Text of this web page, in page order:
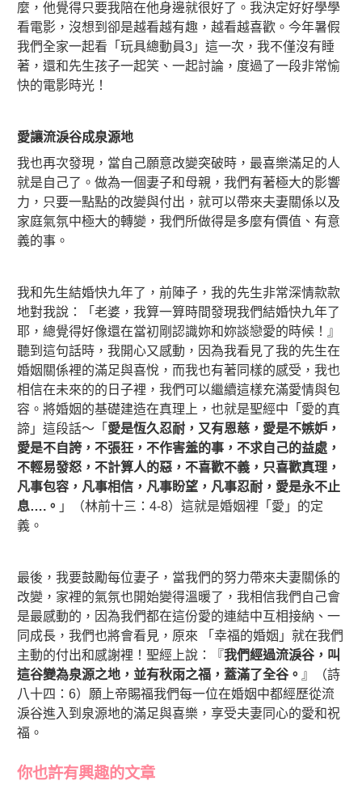
麼，他覺得只要我陪在他身邊就很好了。我決定好好學學
看電影，沒想到卻是越看越有趣，越看越喜歡。今年暑假
我們全家一起看「玩具總動員3」這一次，我不僅沒有睡
著，還和先生孩子一起笑、一起討論，度過了一段非常愉
快的電影時光！
愛讓流淚谷成泉源地
我也再次發現，當自己願意改變突破時，最喜樂滿足的人
就是自己了。做為一個妻子和母親，我們有著極大的影響
力，只要一點點的改變與付出，就可以帶來夫妻關係以及
家庭氣氛中極大的轉變，我們所做得是多麼有價值、有意
義的事。
我和先生結婚快九年了，前陣子，我的先生非常深情款款
地對我說：「老婆，我算一算時間發現我們結婚快九年了
耶，總覺得好像還在當初剛認識妳和妳談戀愛的時候！』
聽到這句話時，我開心又感動，因為我看見了我的先生在
婚姻關係裡的滿足與喜悅，而我也有著同樣的感受，我也
相信在未來的的日子裡，我們可以繼續這樣充滿愛情與包
容。將婚姻的基礎建造在真理上，也就是聖經中「愛的真
諦」這段話～「 愛是恆久忍耐，又有恩慈，愛是不嫉妒，
愛是不自誇，不張狂，不作害羞的事，不求自己的益處，
不輕易發怒，不計算人的惡，不喜歡不義，只喜歡真理，
凡事包容，凡事相信，凡事盼望，凡事忍耐，愛是永不止
息…. 。 」（林前十三：4-8）這就是婚姻裡「愛」的定
義。
最後，我要鼓勵每位妻子，當我們的努力帶來夫妻關係的
改變，家裡的氣氛也開始變得溫暖了，我相信我們自己會
是最感動的，因為我們都在這份愛的連結中互相接納、一
同成長，我們也將會看見，原來 「幸福的婚姻」就在我們
主動的付出和感謝裡！聖經上說：『我們經過流淚谷，叫
這谷變為泉源之地，並有秋雨之福，蓋滿了全谷。 』（詩
八十四：6）願上帝賜福我們每一位在婚姻中都經歷從流
淚谷進入到泉源地的滿足與喜樂，享受夫妻同心的愛和祝
福。
你也許有興趣的文章